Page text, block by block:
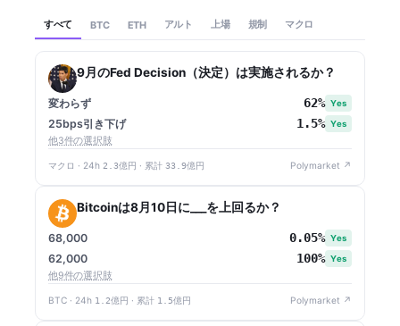
すべて BTC ETH アルト 上場 規制 マクロ
9月のFed Decision（決定）は実施されるか？
変わらず 62% Yes
25bps引き下げ 1.5% Yes
他3件の選択肢
マクロ · 24h 2.3億円 · 累計 33.9億円 Polymarket ↗
Bitcoinは8月10日に___を上回るか？
68,000 0.05% Yes
62,000 100% Yes
他9件の選択肢
BTC · 24h 1.2億円 · 累計 1.5億円 Polymarket ↗